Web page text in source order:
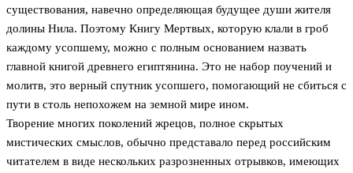
существования, навечно определяющая будущее души жителя
долины Нила. Поэтому Книгу Мертвых, которую клали в гроб
каждому усопшему, можно с полным основанием назвать
главной книгой древнего египтянина. Это не набор поучений и
молитв, это верный спутник усопшего, помогающий не сбиться с
пути в столь непохожем на земной мире ином.
Творение многих поколений жрецов, полное скрытых
мистических смыслов, обычно представало перед российским
читателем в виде нескольких разрозненных отрывков, имеющих